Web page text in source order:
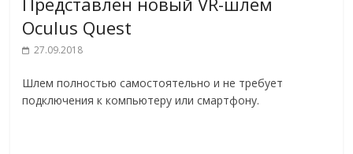
Oculus Quest
27.09.2018
Шлем полностью самостоятельно и не требует
подключения к компьютеру или смартфону.